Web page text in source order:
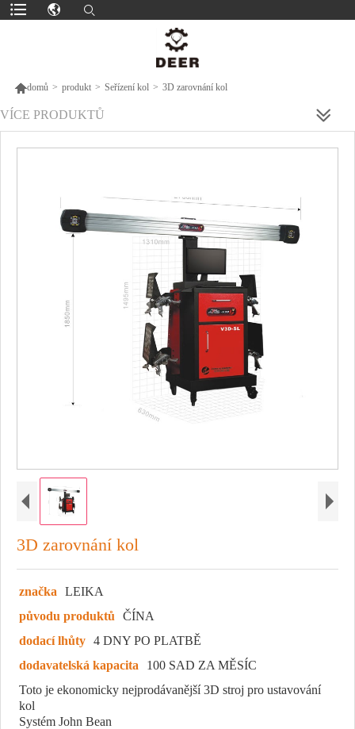
domů > produkt > Seřízení kol > 3D zarovnání kol
VÍCE PRODUKTŮ
3D zarovnání kol
značka
LEIKA
původu produktů
ČÍNA
dodací lhůty 4 DNY PO PLATBĚ
dodavatelská kapacita
100 SAD ZA MĚSÍC
Toto je ekonomicky nejprodávanější 3D stroj pro ustavování
kol
Systém John Bean